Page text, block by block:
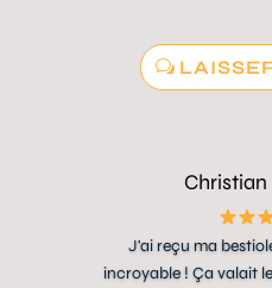
J'ai reçu ma
incroyable ! Ça valait